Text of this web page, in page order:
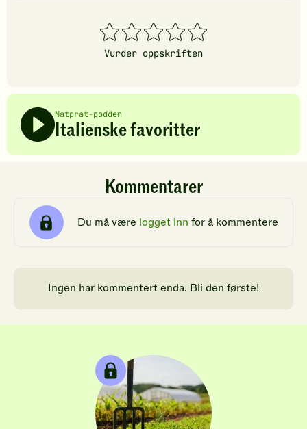
1
stjerner
2
stjerner
3
stjerner
4
stjerner
5
stjerner
Vurder oppskriften
Matprat-podden
Italienske favoritter
Kommentarer
Du må være logget inn for å kommentere
Ingen har kommentert enda. Bli den første!